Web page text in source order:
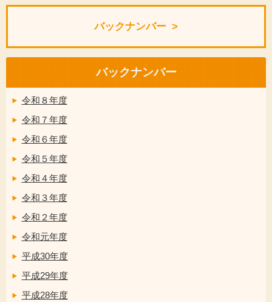
バックナンバー
バックナンバー
令和８年度
令和７年度
令和６年度
令和５年度
令和４年度
令和３年度
令和２年度
令和元年度
平成30年度
平成29年度
平成28年度